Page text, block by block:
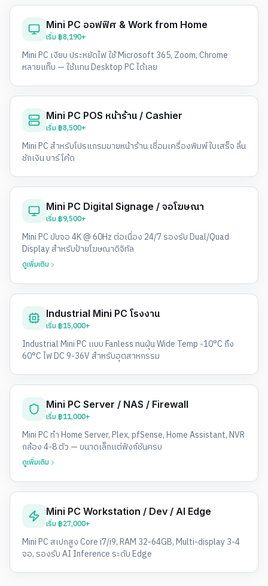
Mini PC ออฟฟิศ & Work from Home
เริ่ม ฿8,190+
Mini PC เงียบ ประหยัดไฟ ใช้ Microsoft 365, Zoom, Chrome
หลายแท็บ — ใช้แทน Desktop PC ได้เลย
Mini PC POS หน้าร้าน / Cashier
เริ่ม ฿8,500+
Mini PC สำหรับโปรแกรมขายหน้าร้าน เชื่อมเครื่องพิมพ์ใบเสร็จ ลิ้น
ชักเงิน บาร์โค้ด
Mini PC Digital Signage / จอโฆษณา
เริ่ม ฿9,500+
Mini PC ขับจอ 4K @ 60Hz ต่อเนื่อง 24/7 รองรับ Dual/Quad
Display สำหรับป้ายโฆษณาดิจิทัล
ดูเพิ่มเติม
Industrial Mini PC โรงงาน
เริ่ม ฿15,000+
Industrial Mini PC แบบ Fanless ทนฝุ่น Wide Temp -10°C ถึง
60°C ไฟ DC 9-36V สำหรับอุตสาหกรรม
Mini PC Server / NAS / Firewall
เริ่ม ฿11,000+
Mini PC ทำ Home Server, Plex, pfSense, Home Assistant, NVR
กล้อง 4-8 ตัว — ขนาดเล็กแต่ฟังก์ชันครบ
ดูเพิ่มเติม
Mini PC Workstation / Dev / AI Edge
เริ่ม ฿27,000+
Mini PC สเปกสูง Core i7/i9, RAM 32-64GB, Multi-display 3-4
จอ, รองรับ AI Inference ระดับ Edge